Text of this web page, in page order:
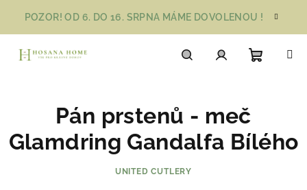
obsah
POZOR! OD 6. DO 16. SRPNA MÁME DOVOLENOU !
Pán prstenů - meč
Glamdring Gandalfa Bílého
UNITED CUTLERY